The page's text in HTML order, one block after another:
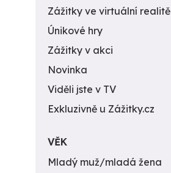
Zážitky ve virtuální realitě
Únikové hry
Zážitky v akci
Novinka
Viděli jste v TV
Exkluzivně u Zážitky.cz
VĚK
Mladý muž/mladá žena